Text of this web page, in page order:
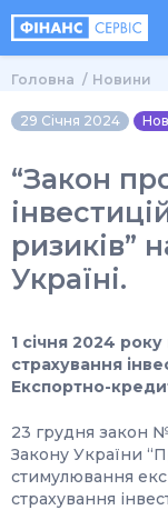
Головна Новини
29 Січня 2024
“Закон
ризиків”
Україні.
1 січня 2024
страхування
Експортно-
23 грудня закон
Закону України
стимулювання
страхування